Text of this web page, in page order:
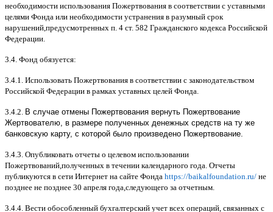
необходимости использования Пожертвования в соответствии с уставными
целями Фонда или необходимости устранения в разумный срок
нарушений предусмотренных п . 4 ст. 582 Гражданского кодекса Российской
Федерации
3.4. Фонд обязуется:
3.4.1. Использовать Пожертвования в соответствии с законодательством
Российской Федерации в рамках уставных целей Фонда
3.4.2. В случае отмены Пожертвования вернуть Пожертвование
Жертвователю, в размере полученных денежных средств на ту же
банковскую карту, с которой было произведено Пожертвование.
3.4.3. Опубликовать отчеты о целевом использовании
Пожертвований полученных в течении календарного года Отчеты
публикуются в сети Интернет на сайте Фонда https://baikalfoundation.ru/ не
позднее не позднее 30 апреля года следующего за отчетным
3.4.4. Вести обособленный бухгалтерский учет всех операций связанных с